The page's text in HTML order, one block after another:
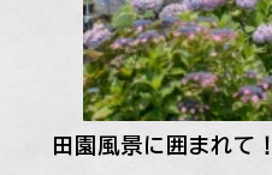
田園風景に囲まれて